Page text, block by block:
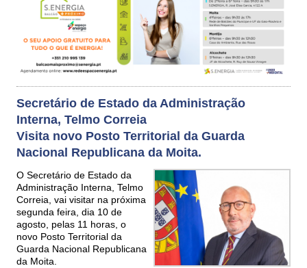
Secretário de Estado da Administração
Interna, Telmo Correia
Visita novo Posto Territorial da Guarda
Nacional Republicana da Moita.
O Secretário de Estado da
Administração Interna, Telmo
Correia, vai visitar na próxima
segunda feira, dia 10 de
agosto, pelas 11 horas, o
novo Posto Territorial da
Guarda Nacional Republicana
da Moita.